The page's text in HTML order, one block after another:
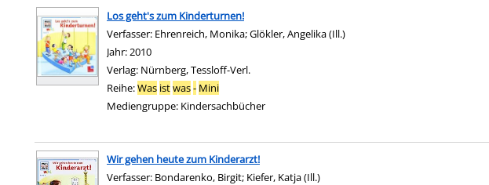
Los geht's zum Kinderturnen!
Verfasser: Ehrenreich, Monika;Glökler, Angelika (Ill.)
Jahr:2010
Verlag: Nürnberg, Tessloff-Verl.
Reihe:Was istwas- Mini
Mediengruppe: Kindersachbücher
Wir gehen heute zum Kinderarzt!
Verfasser: Bondarenko, Birgit; Kiefer, Katja (Ill.)